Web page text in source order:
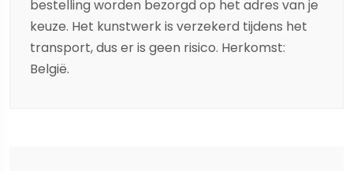
bestelling worden bezorgd op het adres van je
keuze. Het kunstwerk is verzekerd tijdens het
transport, dus er is geen risico. Herkomst:
België.